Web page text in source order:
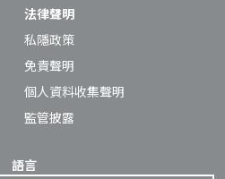
法律聲明
私隱政策
免責聲明
個人資料收集聲明
監管披露
語言